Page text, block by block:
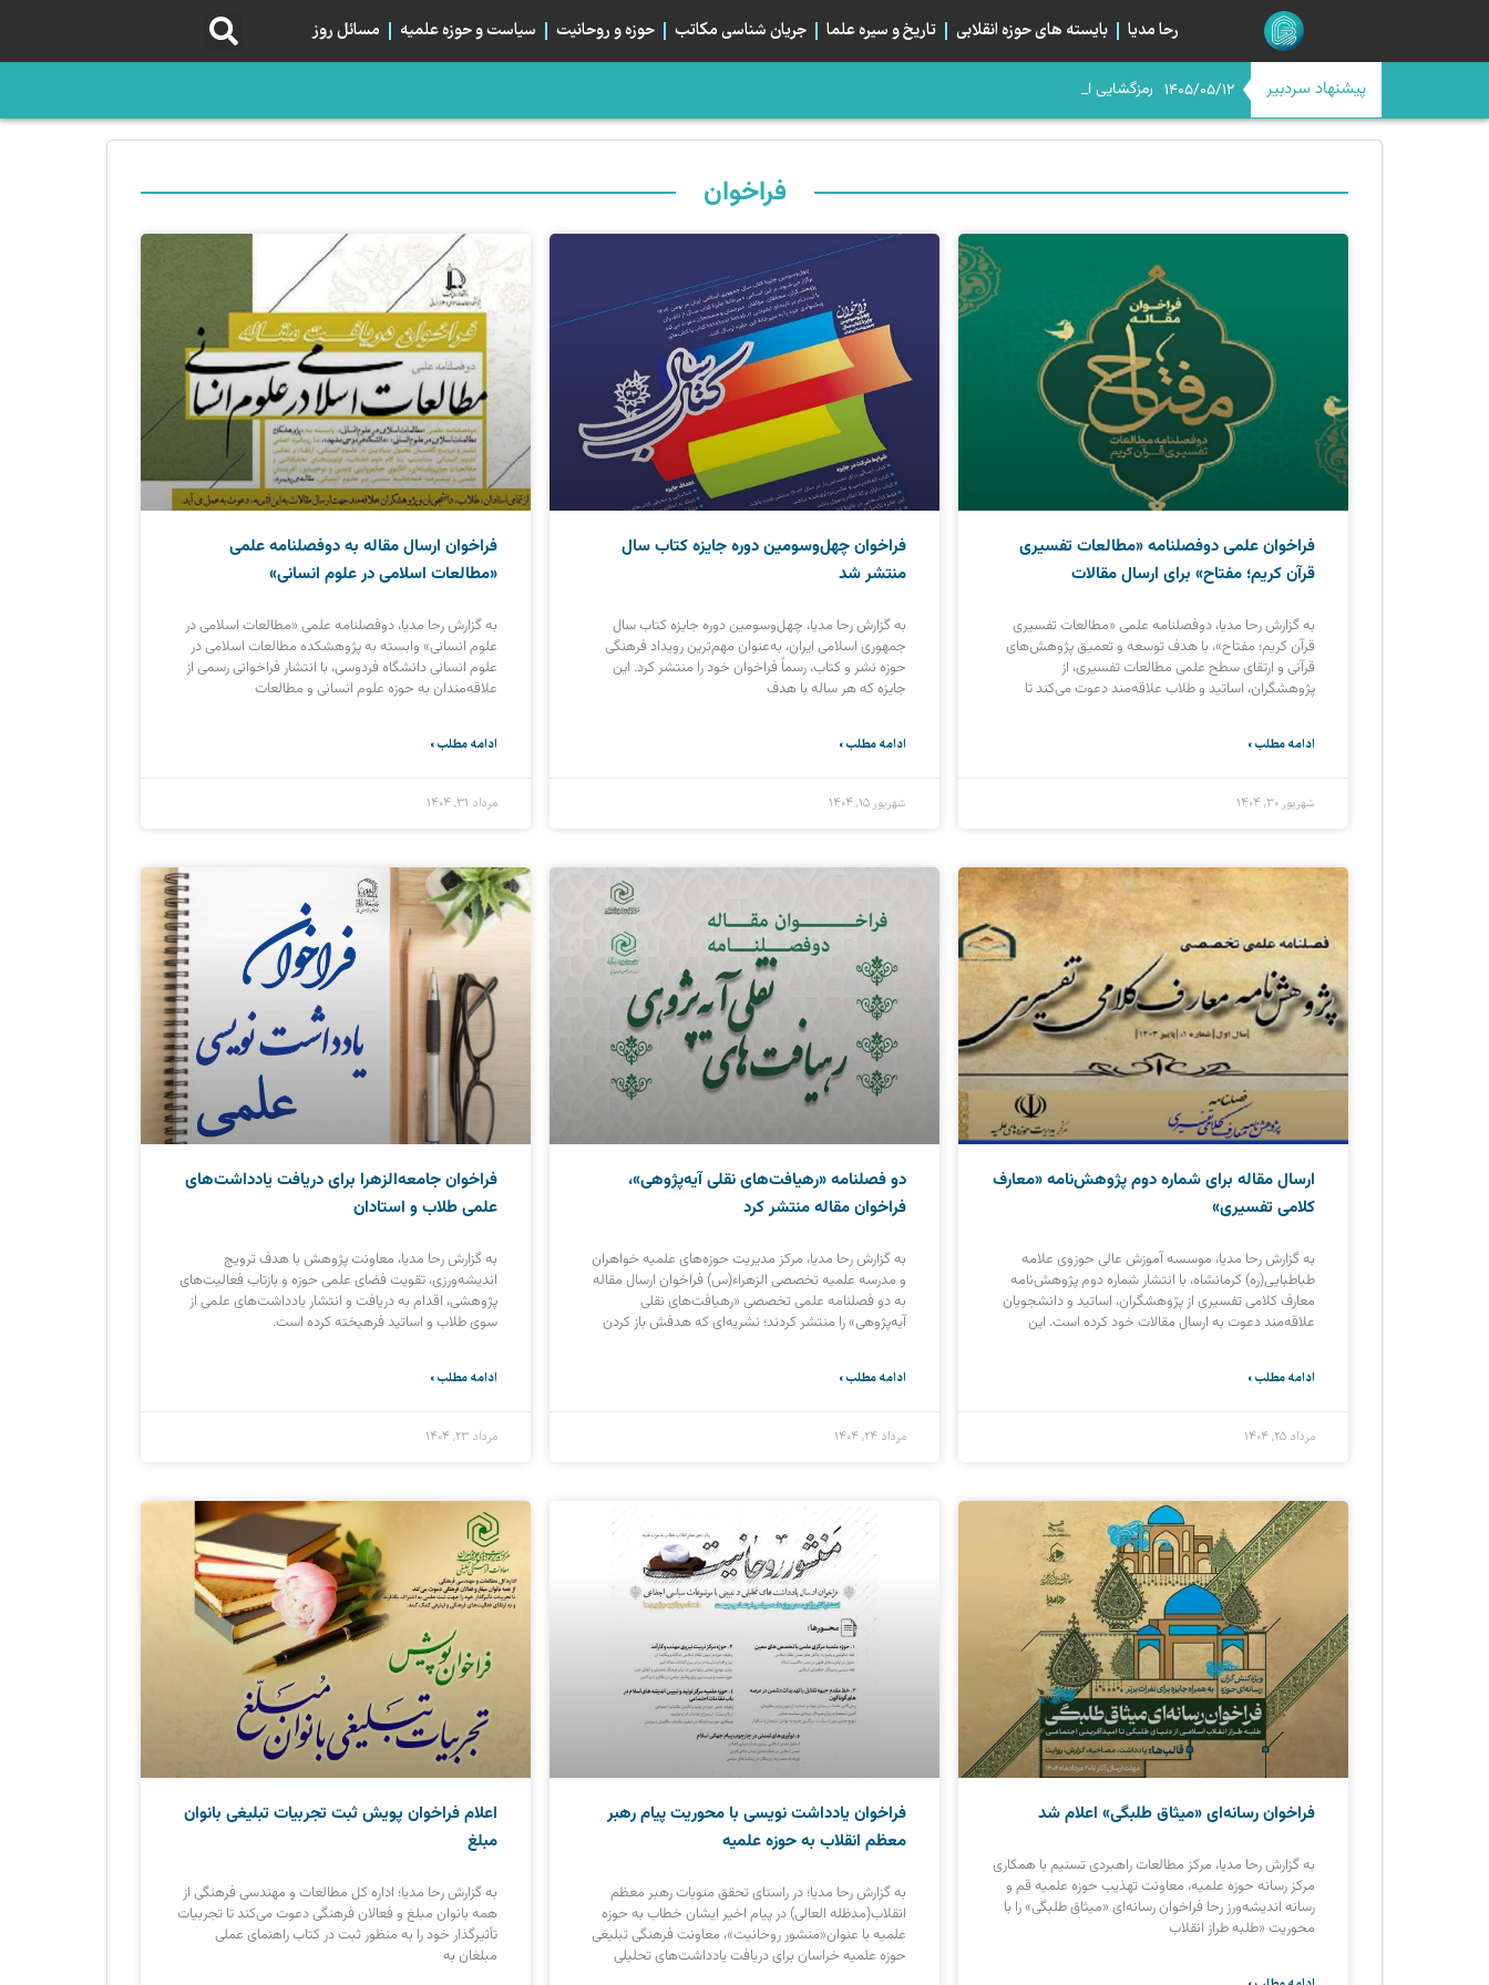
رحا مدیا بایسته های حوزه انقلابی تاریخ و سیره علما جریان شناسی مکاتب حوزه و روحانیت سیاست و حوزه علمیه مسائل روز
پیشنهاد سردبیر 1405/05/12 رمزگشایی از صراط جدید مقاومت
میانِ «مسیر» و «میدان»؛ خیابان اربعین و خیابان ایران، دو قطبی یا دو روی یک...
اربعین در آستانه چله چهارم؛ تبلور هم‌بستگی استراتژیک شیعیان
اگر امام حسن(ع) امروز بود، صلح می‌کرد؟
فراخوان
فراخوان علمی دوفصلنامه «مطالعات تفسیری
قرآن کریم؛ مفتاح» برای ارسال مقالات
به گزارش رحا مدیا، دوفصلنامه علمی «مطالعات تفسیری
قرآن کریم؛ مفتاح»، با هدف توسعه و تعمیق پژوهش‌های
قرآنی و ارتقای سطح علمی مطالعات تفسیری، از
پژوهشگران، اساتید و طلاب علاقه‌مند دعوت می‌کند تا
ادامه مطلب »
شهریور ۳۰, ۱۴۰۴
فراخوان چهل‌وسومین دوره جایزه کتاب سال
منتشر شد
به گزارش رحا مدیا، چهل‌وسومین دوره جایزه کتاب سال
جمهوری اسلامی ایران، به‌عنوان مهم‌ترین رویداد فرهنگی
حوزه نشر و کتاب، رسماً فراخوان خود را منتشر کرد. این
جایزه که هر ساله با هدف
ادامه مطلب »
شهریور ۱۵, ۱۴۰۴
فراخوان ارسال مقاله به دوفصلنامه علمی
«مطالعات اسلامی در علوم انسانی»
به گزارش رحا مدیا، دوفصلنامه علمی «مطالعات اسلامی در
علوم انسانی» وابسته به پژوهشکده مطالعات اسلامی در
علوم انسانی دانشگاه فردوسی، با انتشار فراخوانی رسمی از
علاقه‌مندان به حوزه علوم انسانی و مطالعات
ادامه مطلب »
مرداد ۳۱, ۱۴۰۴
ارسال مقاله برای شماره دوم پژوهش‌نامه «معارف
کلامی تفسیری»
به گزارش رحا مدیا، موسسه آموزش عالی حوزوی علامه
طباطبایی(ره) کرمانشاه، با انتشار شماره دوم پژوهش‌نامه
معارف کلامی تفسیری از پژوهشگران، اساتید و دانشجویان
علاقه‌مند دعوت به ارسال مقالات خود کرده است. این
ادامه مطلب »
مرداد ۲۵, ۱۴۰۴
دو فصلنامه «رهیافت‌های نقلی آیه‌پژوهی»،
فراخوان مقاله منتشر کرد
به گزارش رحا مدیا، مرکز مدیریت حوزه‌های علمیه خواهران
و مدرسه علمیه تخصصی الزهراء(س) فراخوان ارسال مقاله
به دو فصلنامه علمی تخصصی «رهیافت‌های نقلی
آیه‌پژوهی» را منتشر کردند؛ نشریه‌ای که هدفش باز کردن
ادامه مطلب »
مرداد ۲۴, ۱۴۰۴
فراخوان جامعه‌الزهرا برای دریافت یادداشت‌های
علمی طلاب و استادان
به گزارش رحا مدیا، معاونت پژوهش با هدف ترویج
اندیشه‌ورزی، تقویت فضای علمی حوزه و بازتاب فعالیت‌های
پژوهشی، اقدام به دریافت و انتشار یادداشت‌های علمی از
سوی طلاب و اساتید فرهیخته کرده است.
ادامه مطلب »
مرداد ۲۳, ۱۴۰۴
فراخوان رسانه‌ای «میثاق طلبگی» اعلام شد
به گزارش رحا مدیا، مرکز مطالعات راهبردی تسنیم با همکاری
مرکز رسانه‌‌ حوزه علمیه، معاونت تهذیب حوزه علمیه قم و
رسا‌نه اندیشه‌ورز رحا فراخوان رسانه‌ای «میثاق طلبگی» را با
محوریت «طلبه طراز انقلاب
فراخوان یادداشت نویسی با محوریت پیام رهبر
معظم انقلاب به حوزه علمیه
به گزارش رحا مدیا؛ در راستای تحقق منویات رهبر معظم
انقلاب(مدظله العالی) در پیام اخیر ایشان خطاب به حوزه
علمیه با عنوان«منشور روحانیت»، معاونت فرهنگی تبلیغی
حوزه علمیه خراسان برای دریافت یادداشت‌های تحلیلی
اعلام فراخوان پویش ثبت تجربیات تبلیغی بانوان
مبلغ
به گزارش رحا مدیا؛ اداره کل مطالعات و مهندسی فرهنگی از
همه بانوان مبلغ و فعالان فرهنگی دعوت می‌کند تا تجربیات
تأثیرگذار خود را به منظور ثبت در کتاب راهنمای عملی
مبلغان به